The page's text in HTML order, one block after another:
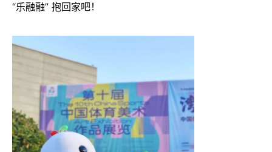
“乐融融” 抱回家吧！